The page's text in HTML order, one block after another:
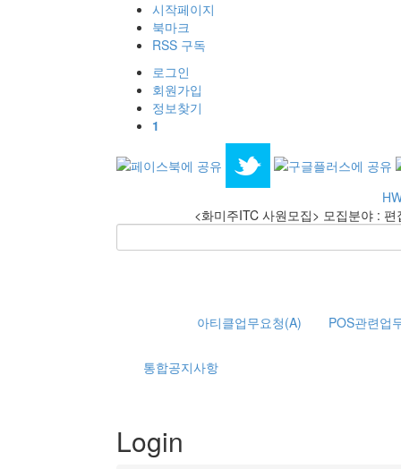
시작페이지
북마크
RSS 구독
로그인
회원가입
정보찾기
1
<화미주ITC 사원모집> 모집분야 :
아티클업무요청(A) POS관련업
통합공지사항
Login